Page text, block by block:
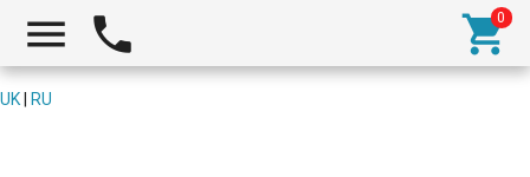
  
UK RU